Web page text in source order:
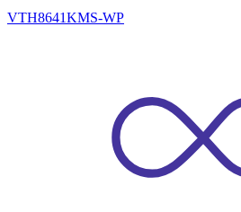
VTH8641KMS-WP